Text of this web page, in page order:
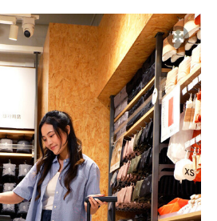
g
T
i
m
e